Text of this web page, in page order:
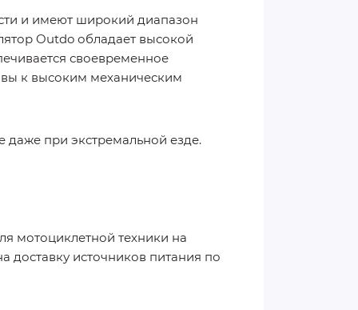
и имеют широкий диапазон
Outdo обладает высокой
своевременное
к высоким механическим
даже при экстремальной езде.
мотоциклетной техники на
доставку источников питания по